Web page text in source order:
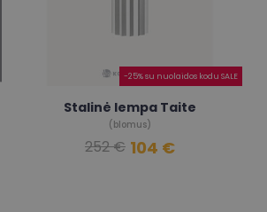
-25% su nuolaidos kodu SALE
Stalinė lempa Taite
(blomus)
252 € 104 €